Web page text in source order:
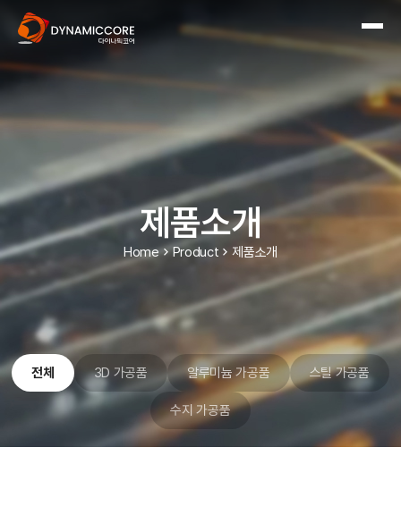
제품소개
Home Product 제품소개
전체 3D 가공품 알루미늄 가공품 스틸 가공품
수지 가공품